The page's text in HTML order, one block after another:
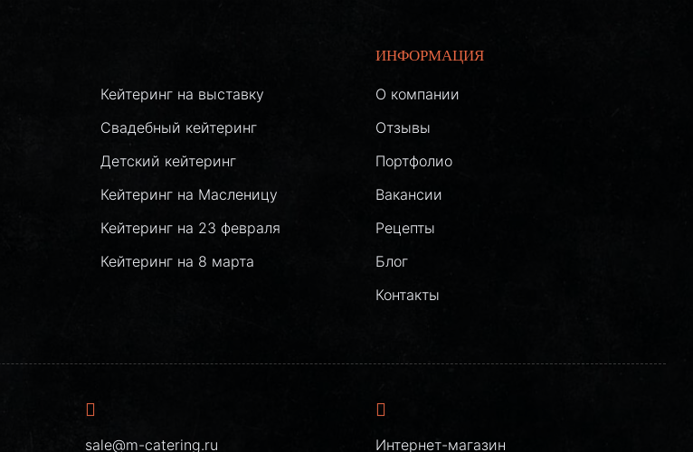
Кейтеринг на выставку
Свадебный кейтеринг
Детский кейтеринг
Кейтеринг на Масленицу
Кейтеринг на 23 февраля
Кейтеринг на 8 марта
ИНФОРМАЦИЯ
О компании
Отзывы
Портфолио
Вакансии
Рецепты
Блог
Контакты
sale@m-catering.ru Интернет-магазин